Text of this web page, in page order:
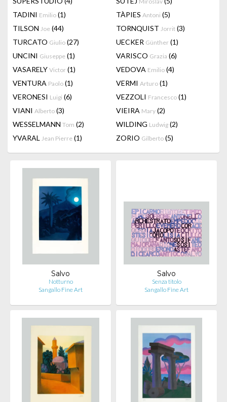
TADINI Emilio (1) TÀPIES Antoni (5)
TILSON Joe (44) TORNQUIST Jorrit (3)
TURCATO Giulio (27) UECKER Günther (1)
UNCINI Giuseppe (1) VARISCO Grazia (6)
VASARELY Victor (1) VEDOVA Emilio (4)
VENTURA Paolo (1) VERMI Arturo (1)
VERONESI Luigi (6) VEZZOLI Francesco (1)
VIANI Alberto (3) VIEIRA Mary (2)
WESSELMANN Tom (2) WILDING Ludwig (2)
YVARAL Jean Pierre (1) ZORIO Gilberto (5)
Salvo
Notturno
Sangallo Fine Art
Salvo
Senza titolo
Sangallo Fine Art